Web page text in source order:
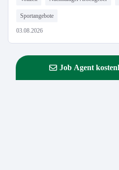
Sportangebote
03.08.2026
Job Agent